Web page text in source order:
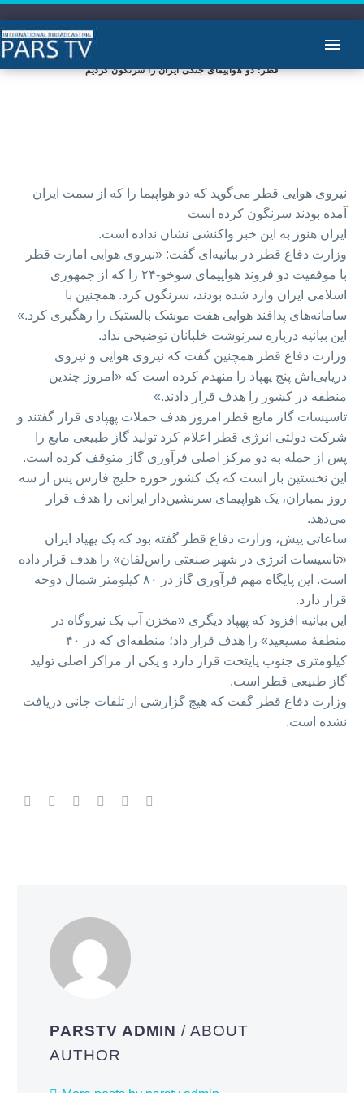
قطر: دو هواپیمای جنگی ایران را سرنگون کردیم
نیروی هوایی قطر می‌گوید که دو هواپیما را که از سمت ایران
آمده بودند سرنگون کرده است
ایران هنوز به این خبر واکنشی نشان نداده است.
وزارت دفاع قطر در بیانیه‌ای گفت: «نیروی هوایی امارت قطر
با موفقیت دو فروند هواپیمای سوخو-۲۴ را که از جمهوری
اسلامی ایران وارد شده بودند، سرنگون کرد. همچنین با
سامانه‌های پدافند هوایی هفت موشک بالستیک را رهگیری کرد.»
این بیانیه درباره سرنوشت خلبانان توضیحی نداد.
وزارت دفاع قطر همچنین گفت که نیروی هوایی و نیروی
دریایی‌اش پنج پهپاد را منهدم کرده است که «امروز چندین
منطقه در کشور را هدف قرار دادند.»
تاسیسات گاز مایع قطر امروز هدف حملات پهپادی قرار گفتند و
شرکت دولتی انرژی قطر اعلام کرد تولید گاز طبیعی مایع را
پس از حمله به دو مرکز اصلی فرآوری گاز متوقف کرده است.
این نخستین بار است که یک کشور حوزه خلیج فارس پس از سه
روز بمباران، یک هواپیمای سرنشین‌دار ایرانی را هدف قرار
می‌دهد.
ساعاتی پیش‌، وزارت دفاع قطر گفته بود که یک پهپاد ایران
«تاسیسات انرژی در شهر صنعتی راس‌لفان» را هدف قرار داده
است. این پایگاه مهم فرآوری گاز در ۸۰ کیلومتر شمال دوحه
قرار دارد.
این بیانیه افزود که پهپاد دیگری «مخزن آب یک نیروگاه در
منطقهٔ مسیعید» را هدف قرار داد؛ منطقه‌ای که در ۴۰
کیلومتری جنوب پایتخت قرار دارد و یکی از مراکز اصلی تولید
گاز طبیعی قطر است.
وزارت دفاع قطر گفت که هیچ گزارشی از تلفات جانی دریافت
نشده است.
PARSTV ADMIN/ ABOUT
AUTHOR